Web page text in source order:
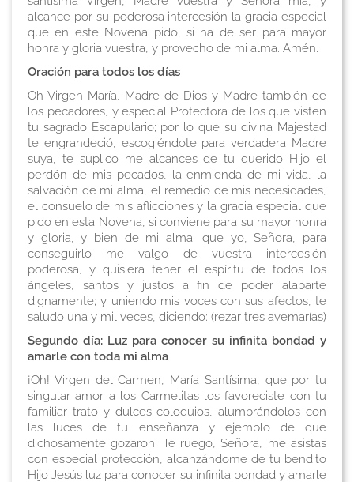
alcance por su poderosa intercesión la gracia especial
que en este Novena pido, si ha de ser para mayor
honra y gloria vuestra, y provecho de mi alma. Amén.
Oración para todos los días
Oh Virgen María, Madre de Dios y Madre también de
los pecadores, y especial Protectora de los que visten
tu sagrado Escapulario; por lo que su divina Majestad
te engrandeció, escogiéndote para verdadera Madre
suya, te suplico me alcances de tu querido Hijo el
perdón de mis pecados, la enmienda de mi vida, la
salvación de mi alma, el remedio de mis necesidades,
el consuelo de mis aflicciones y la gracia especial que
pido en esta Novena, si conviene para su mayor honra
y gloria, y bien de mi alma: que yo, Señora, para
conseguirlo me valgo de vuestra intercesión
poderosa, y quisiera tener el espíritu de todos los
ángeles, santos y justos a fin de poder alabarte
dignamente; y uniendo mis voces con sus afectos, te
saludo una y mil veces, diciendo: (rezar tres avemarías)
Segundo día: Luz para conocer su infinita bondad y
amarle con toda mi alma
¡Oh! Virgen del Carmen, María Santísima, que por tu
singular amor a los Carmelitas los favoreciste con tu
familiar trato y dulces coloquios, alumbrándolos con
las luces de tu enseñanza y ejemplo de que
dichosamente gozaron. Te ruego, Señora, me asistas
con especial protección, alcanzándome de tu bendito
Hijo Jesús luz para conocer su infinita bondad y amarle